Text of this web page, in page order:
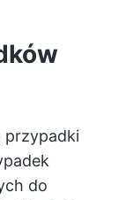
przypadki
do